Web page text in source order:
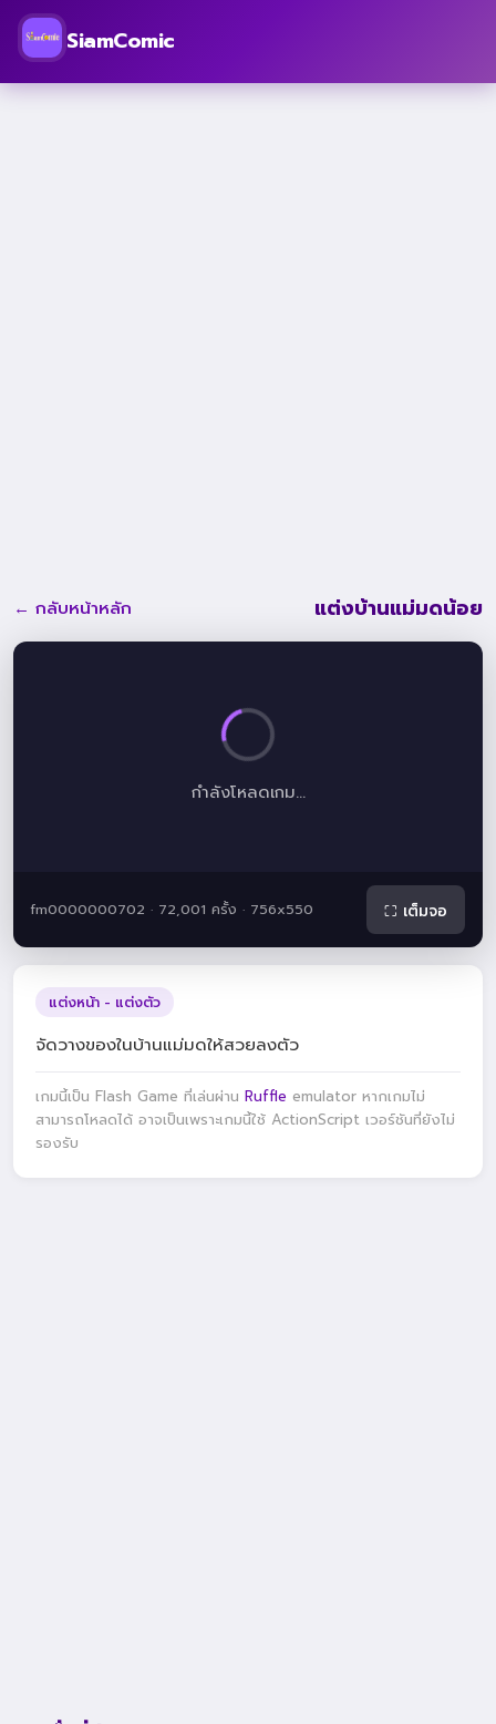
SiamComic
← กลับหน้าหลัก แต่งบ้านแม่มดน้อย
กำลังโหลดเกม...
fm0000000702 · 72,001 ครั้ง · 756x550 ⛶ เต็มจอ
แต่งหน้า - แต่งตัว
จัดวางของในบ้านแม่มดให้สวยลงตัว
เกมนี้เป็น Flash Game ที่เล่นผ่าน Ruffle emulator หากเกมไม่
สามารถโหลดได้ อาจเป็นเพราะเกมนี้ใช้ ActionScript เวอร์ชันที่ยังไม่
รองรับ